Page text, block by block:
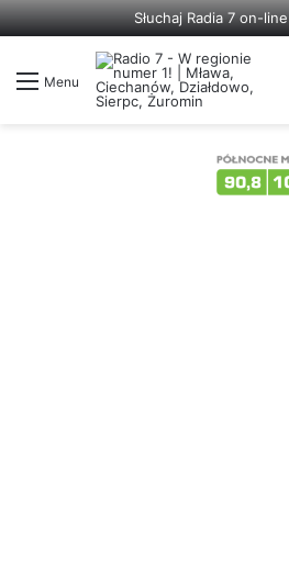
Słuchaj Radia 7 on-line
Menu